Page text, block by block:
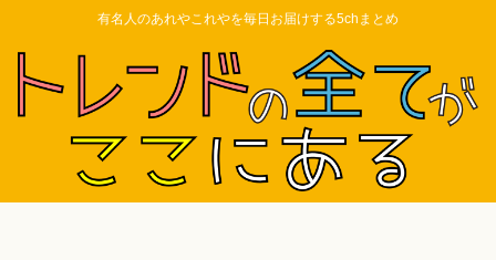
有名人のあれやこれやを毎日お届けする5chまとめ